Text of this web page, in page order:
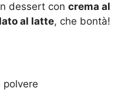
dessert con crema al
al latte, che bontà!
polvere